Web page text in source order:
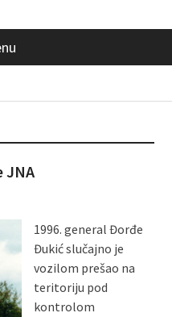
JNA
1996. general Đorđe
Đukić slučajno je
vozilom prešao na
teritoriju pod
kontrolom